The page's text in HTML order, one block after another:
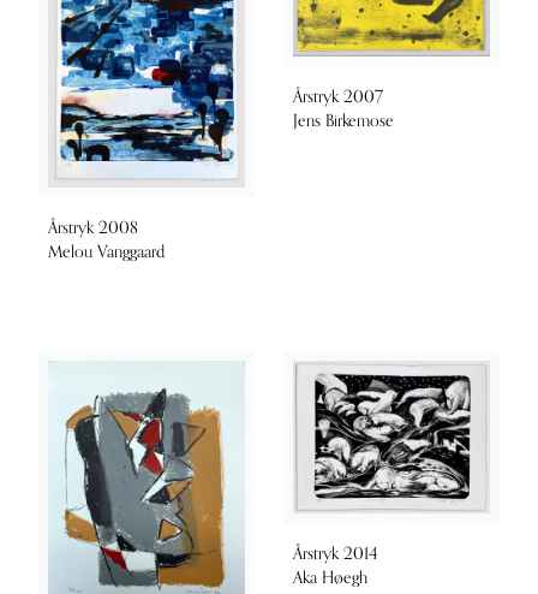
Årstryk 2008
Melou Vanggaard
Årstryk 2007
Jens Birkemose
Årstryk 2014
Aka Høegh